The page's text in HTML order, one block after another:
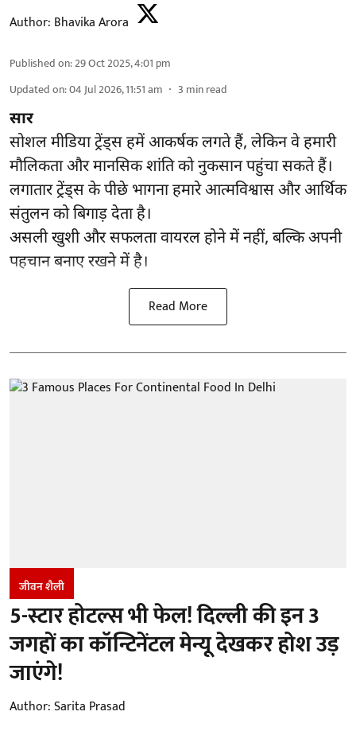
Author: Bhavika Arora
Published on:29 Oct 2025, 4:01 pm
Updated on:04 Jul 2026, 11:51 am 3 min read
सार
सोशल मीडिया ट्रेंड्स हमें आकर्षक लगते हैं, लेकिन वे हमारी
मौलिकता और मानसिक शांति को नुकसान पहुंचा सकते हैं।
लगातार ट्रेंड्स के पीछे भागना हमारे आत्मविश्वास और आर्थिक
संतुलन को बिगाड़ देता है।
असली खुशी और सफलता वायरल होने में नहीं, बल्कि अपनी
पहचान बनाए रखने में है।
Read More
जीवन शैली
5-स्टार होटल्स भी फेल! दिल्ली की इन 3
जगहों का कॉन्टिनेंटल मेन्यू देखकर होश उड़
जाएंगे!
Author:Sarita Prasad